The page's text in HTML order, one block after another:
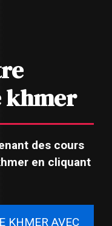
khmer
des cours
en cliquant
KHMER AVEC